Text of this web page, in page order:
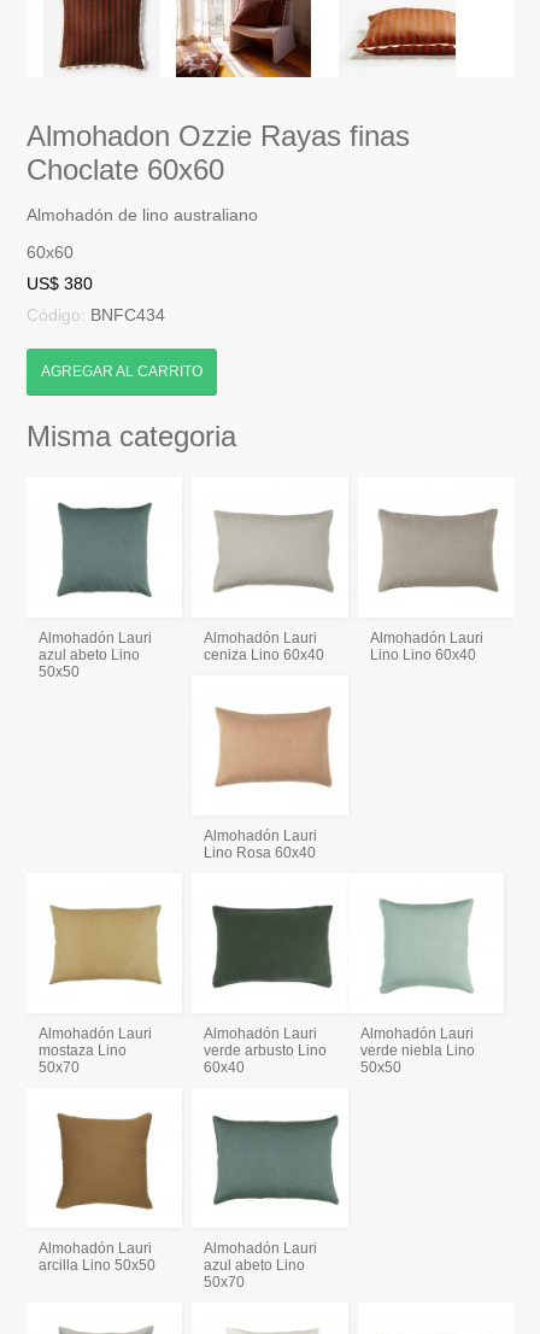
Almohadon Ozzie Rayas finas
Choclate 60x60
Almohadón de lino australiano
60x60
US$ 380
Código: BNFC434
AGREGAR AL CARRITO
Misma categoria
Almohadón Lauri
azul abeto Lino
50x50
Almohadón Lauri
ceniza Lino 60x40
Almohadón Lauri
Lino Lino 60x40
Almohadón Lauri
Lino Rosa 60x40
Almohadón Lauri
mostaza Lino
50x70
Almohadón Lauri
verde arbusto Lino
60x40
Almohadón Lauri
verde niebla Lino
50x50
Almohadón Lauri
arcilla Lino 50x50
Almohadón Lauri
azul abeto Lino
50x70